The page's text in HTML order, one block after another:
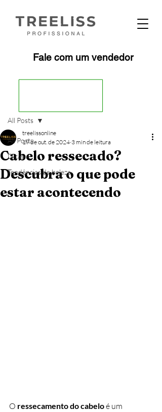
Fale com um vendedor
All Posts
Dicas
Tendências de beleza
All Posts
Cabelo ressecado?
Descubra o que pode
estar acontecendo
treelissonline
19 de out. de 2024 3 min de leitura
O ressecamento do cabelo é um